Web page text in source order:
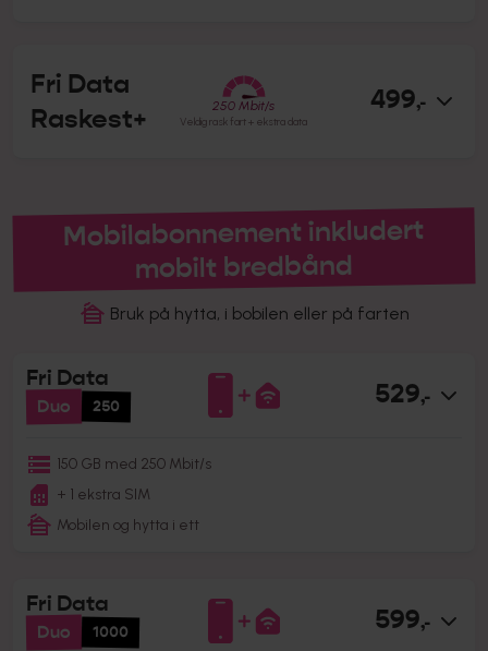
Fri Data
Raskest+
250 Mbit/s
Veldig rask fart + ekstra data
499,-
Mobilabonnement inkludert
mobilt bredbånd
Bruk på hytta, i bobilen eller på farten
Fri Data
Duo 250 529,-
150 GB med 250 Mbit/s
+ 1 ekstra SIM
Mobilen og hytta i ett
Fri Data
Duo 1000 599,-